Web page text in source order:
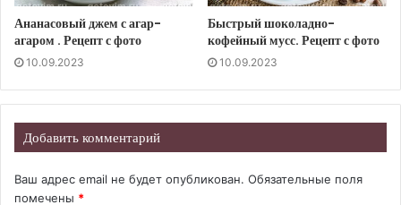
Ананасовый джем с агар-
агаром . Рецепт с фото
10.09.2023
Быстрый шоколадно-
кофейный мусс. Рецепт с фото
10.09.2023
Добавить комментарий
Ваш адрес email не будет опубликован. Обязательные поля
помечены *